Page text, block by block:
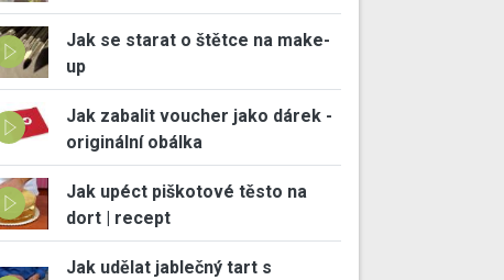
Jak se starat o štětce na make-
up
Jak zabalit voucher jako dárek -
originální obálka
Jak upéct piškotové těsto na
dort | recept
Jak udělat jablečný tart s